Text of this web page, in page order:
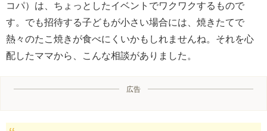
コパ）は、ちょっとしたイベントでワクワクするもので
す。でも招待する子どもが小さい場合には、焼きたてで
熱々のたこ焼きが食べにくいかもしれませんね。それを心
配したママから、こんな相談がありました。
広告